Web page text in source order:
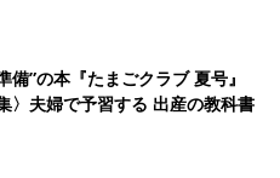
備”の本『たまごクラブ 夏号』
〉夫婦で予習する 出産の教科書